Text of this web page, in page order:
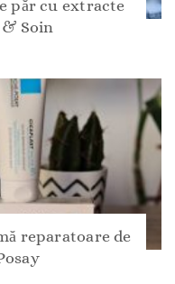
păr cu extracte
Soin
reparatoare de